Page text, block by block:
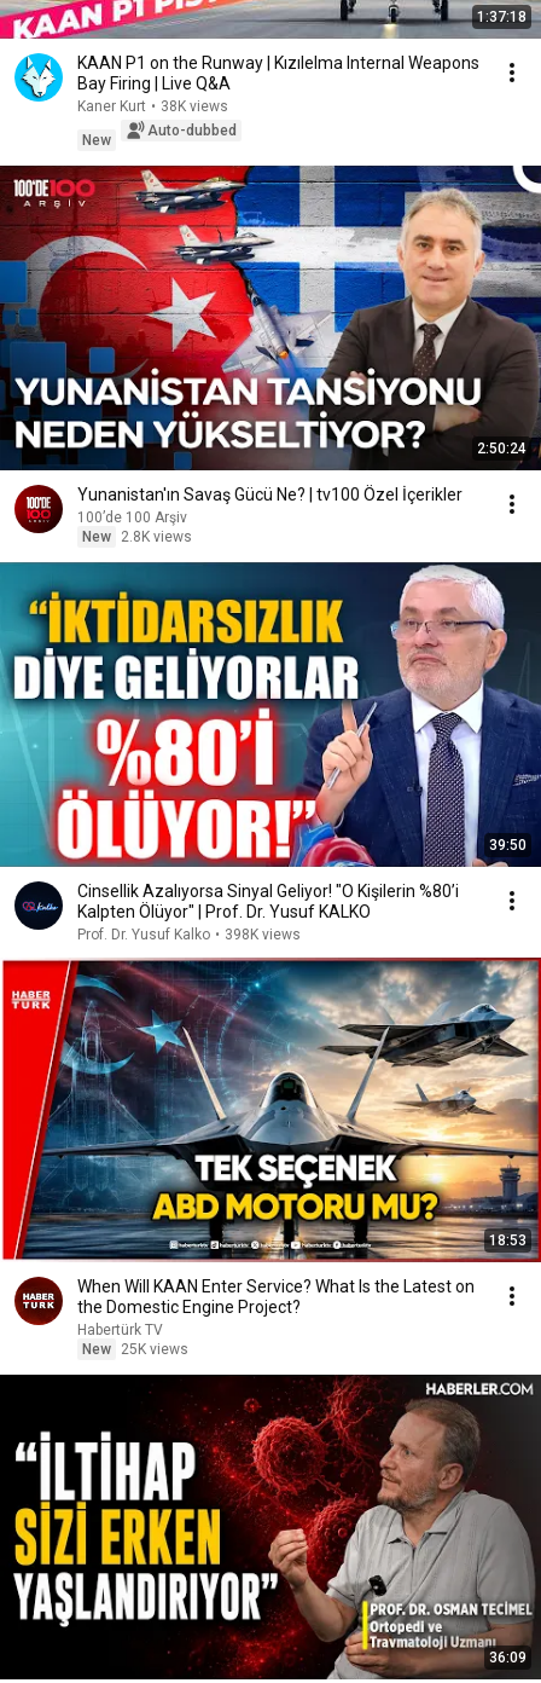
1:37:18
KAAN P1 on the Runway | Kızılelma Internal Weapons
Bay Firing | Live Q&A
Kaner Kurt • 38K views
New
Auto-dubbed
2:50:24
Yunanistan'ın Savaş Gücü Ne? | tv100 Özel İçerikler
100’de 100 Arşiv
New
2.8K views
39:50
Cinsellik Azalıyorsa Sinyal Geliyor! "O Kişilerin %80’i
Kalpten Ölüyor" | Prof. Dr. Yusuf KALKO
Prof. Dr. Yusuf Kalko • 398K views
18:53
When Will KAAN Enter Service? What Is the Latest on
the Domestic Engine Project?
Habertürk TV
New
25K views
36:09